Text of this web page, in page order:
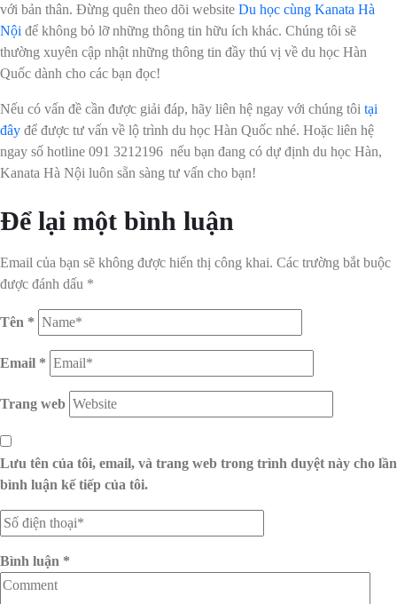
với bản thân. Đừng quên theo dõi website Du học cùng Kanata Hà
Nội để không bỏ lỡ những thông tin hữu ích khác. Chúng tôi sẽ
thường xuyên cập nhật những thông tin đầy thú vị về du học Hàn
Quốc dành cho các bạn đọc!
Nếu có vấn đề cần được giải đáp, hãy liên hệ ngay với chúng tôi tại
đây để được tư vấn về lộ trình du học Hàn Quốc nhé. Hoặc liên hệ
ngay số hotline 091 3212196 nếu bạn đang có dự định du học Hàn,
Kanata Hà Nội luôn sẵn sàng tư vấn cho bạn!
Để lại một bình luận
Email của bạn sẽ không được hiển thị công khai. Các trường bắt buộc
được đánh dấu *
Tên *
Email *
Trang web
Lưu tên của tôi, email, và trang web trong trình duyệt này cho lần
bình luận kế tiếp của tôi.
Bình luận *